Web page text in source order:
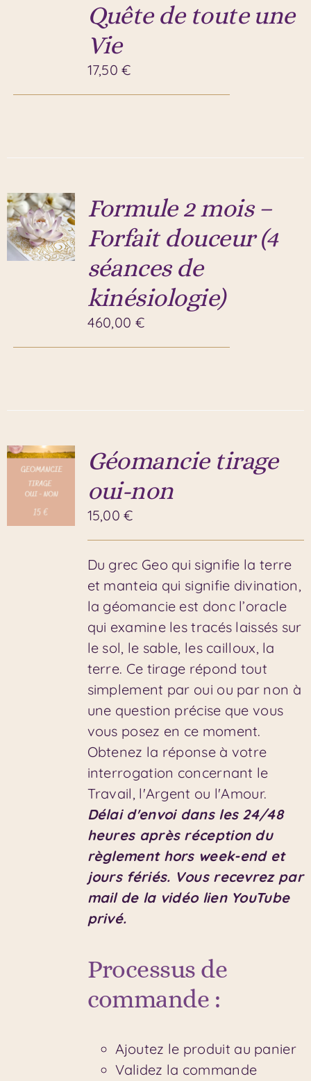
Quête de toute une
Vie
17,50€
Formule 2 mois –
Forfait douceur (4
séances de
kinésiologie)
460,00 €
Géomancie tirage
oui-non
15,00€
Du grec Geo qui signifie la terre
et manteia qui signifie divination,
la géomancie est donc l’oracle
qui examine les tracés laissés sur
le sol, le sable, les cailloux, la
terre. Ce tirage répond tout
simplement par oui ou par non à
une question précise que vous
vous posez en ce moment.
Obtenez la réponse à votre
interrogation concernant le
Travail, l'Argent ou l'Amour.
Délai d'envoi dans les 24/48
heures après réception du
règlement hors week-end et
jours fériés. Vous recevrez par
mail de la vidéo lien YouTube
privé.
Processus de
commande :
Ajoutez le produit au panier
Validez la commande